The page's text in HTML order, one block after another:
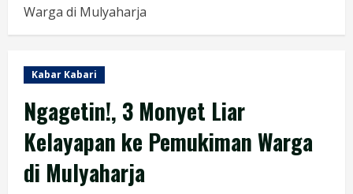
Warga di Mulyaharja
Kabar Kabari
Ngagetin!, 3 Monyet Liar
Kelayapan ke Pemukiman Warga
di Mulyaharja